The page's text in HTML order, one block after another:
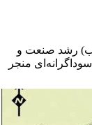
صنعت و
منجر